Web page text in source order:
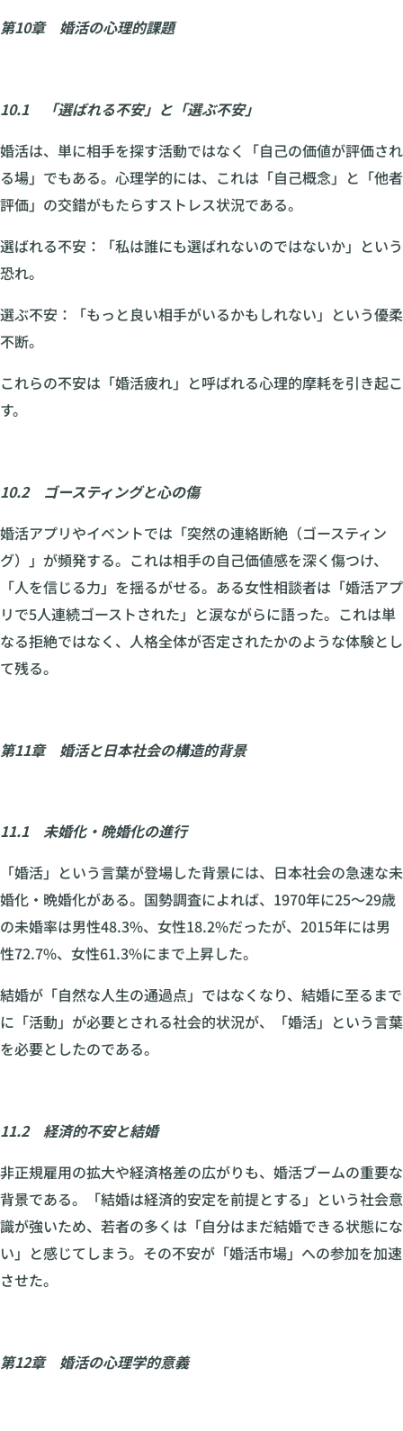
第10章 婚活の心理的課題
10.1 「選ばれる不安」と「選ぶ不安」
婚活は、単に相手を探す活動ではなく「自己の価値が評価され
る場」でもある。心理学的には、これは「自己概念」と「他者
評価」の交錯がもたらすストレス状況である。
選ばれる不安：「私は誰にも選ばれないのではないか」という
恐れ。
選ぶ不安：「もっと良い相手がいるかもしれない」という優柔
不断。
これらの不安は「婚活疲れ」と呼ばれる心理的摩耗を引き起こ
す。
10.2 ゴースティングと心の傷
婚活アプリやイベントでは「突然の連絡断絶（ゴースティン
グ）」が頻発する。これは相手の自己価値感を深く傷つけ、
「人を信じる力」を揺るがせる。ある女性相談者は「婚活アプ
リで5人連続ゴーストされた」と涙ながらに語った。これは単
なる拒絶ではなく、人格全体が否定されたかのような体験とし
て残る。
第11章 婚活と日本社会の構造的背景
11.1 未婚化・晩婚化の進行
「婚活」という言葉が登場した背景には、日本社会の急速な未
婚化・晩婚化がある。国勢調査によれば、1970年に25〜29歳
の未婚率は男性48.3%、女性18.2%だったが、2015年には男
性72.7%、女性61.3%にまで上昇した。
結婚が「自然な人生の通過点」ではなくなり、結婚に至るまで
に「活動」が必要とされる社会的状況が、「婚活」という言葉
を必要としたのである。
11.2 経済的不安と結婚
非正規雇用の拡大や経済格差の広がりも、婚活ブームの重要な
背景である。「結婚は経済的安定を前提とする」という社会意
識が強いため、若者の多くは「自分はまだ結婚できる状態にな
い」と感じてしまう。その不安が「婚活市場」への参加を加速
させた。
第12章 婚活の心理学的意義